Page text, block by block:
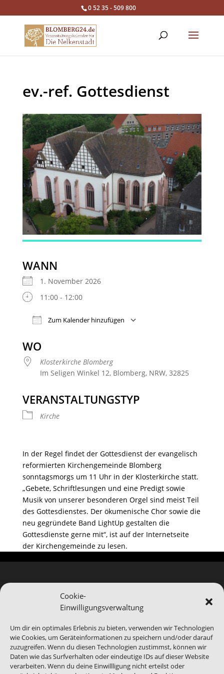
Cookie-
Einwilligungsverwaltung
Um dir ein optimales Erlebnis zu bieten, verwenden wir Technologien
wie Cookies, um Geräteinformationen zu speichern und/oder darauf
zuzugreifen. Wenn du diesen Technologien zustimmst, können wir
Daten wie das Surfverhalten oder eindeutige IDs auf dieser Website
verarbeiten. Wenn du deine Einwillligung nicht erteilst oder
0 52 35 - 509 800
ev.-ref. Gottesdienst
WANN
1. November 2026
11:00 - 12:00
Zum Kalender hinzufügen
WO
Klosterkirche Blomberg
Im Seligen Winkel 12, Blomberg, NRW, 32825
VERANSTALTUNGSTYP
Kirche
In der Regel findet der Gottesdienst der evangelisch
reformierten Kirchengemeinde Blomberg
sonntagsmorgs um 11 Uhr in der Klosterkirche statt.
„Gebete, Schriftlesungen und eine Predigt sowie
Musik von unserer besonderen Orgel sind meist Teil
des Gottesdienstes. Der ökumenische Chor sowie die
neu gegründete Band LightUp gestalten die
Gottesdienste gerne mit“, ist auf der Internetseite
der Kirchengemeinde zu lesen.
Bei Blomberg24.de handelt es sich um ein Service-
Produkt von Blomberg Medien. Wir sind bei der
Abbildung von Veranstaltungen auf die
Informationen Dritter angewiesen, gerade das
benannte Ende eines Events kann abweichen.Daher